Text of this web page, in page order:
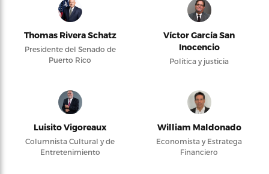
Thomas Rivera Schatz
Presidente del Senado de
Puerto Rico
Víctor García San
Inocencio
Política y justicia
Luisito Vigoreaux
Columnista Cultural y de
Entretenimiento
William Maldonado
Economista y Estratega
Financiero